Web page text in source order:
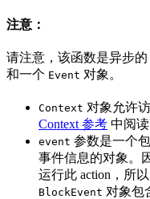
注意：
请注意，该函数是异步
和一个 Event 对象。
Context 对象允许
Context 参考 中阅读
event 参数是一个
事件信息的对象。
运行此 action，所以
BlockEvent 对象包